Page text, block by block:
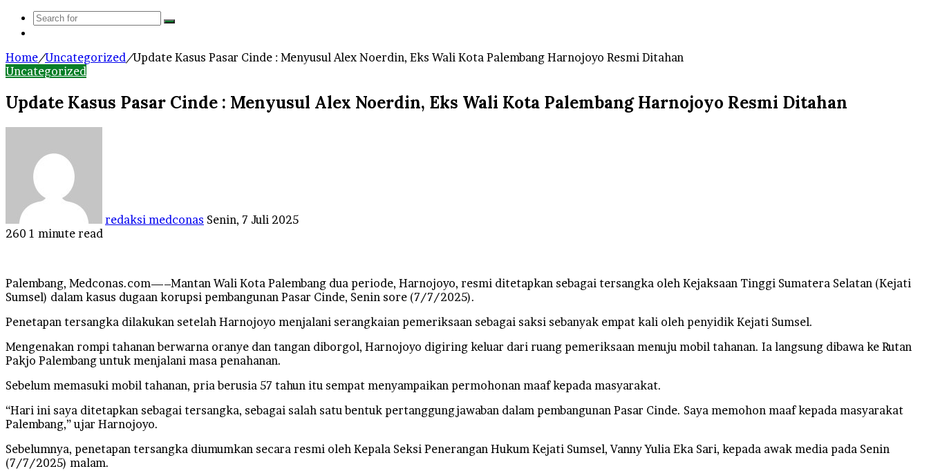
Search
Home/Uncategorized/Update Kasus Pasar Cinde : Menyusul Alex Noerdin, Eks Wali Kota Palembang Harnojoyo Resmi Ditahan
Uncategorized
Update Kasus Pasar Cinde : Menyusul Alex Noerdin, Eks Wali Kota Palembang Harnojoyo Resmi Ditahan
redaksi medconas Senin, 7 Juli 2025
260 1 minute read
Palembang, Medconas.com—–Mantan Wali Kota Palembang dua periode, Harnojoyo, resmi ditetapkan sebagai tersangka oleh Kejaksaan Tinggi Sumatera Selatan (Kejati
Sumsel) dalam kasus dugaan korupsi pembangunan Pasar Cinde, Senin sore (7/7/2025).
Penetapan tersangka dilakukan setelah Harnojoyo menjalani serangkaian pemeriksaan sebagai saksi sebanyak empat kali oleh penyidik Kejati Sumsel.
Mengenakan rompi tahanan berwarna oranye dan tangan diborgol, Harnojoyo digiring keluar dari ruang pemeriksaan menuju mobil tahanan. Ia langsung dibawa ke Rutan
Pakjo Palembang untuk menjalani masa penahanan.
Sebelum memasuki mobil tahanan, pria berusia 57 tahun itu sempat menyampaikan permohonan maaf kepada masyarakat.
“Hari ini saya ditetapkan sebagai tersangka, sebagai salah satu bentuk pertanggungjawaban dalam pembangunan Pasar Cinde. Saya memohon maaf kepada masyarakat
Palembang,” ujar Harnojoyo.
Sebelumnya, penetapan tersangka diumumkan secara resmi oleh Kepala Seksi Penerangan Hukum Kejati Sumsel, Vanny Yulia Eka Sari, kepada awak media pada Senin
(7/7/2025) malam.